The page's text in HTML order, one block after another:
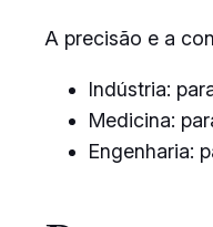
A precisão e a
Indústria:
Medicina:
Engenharia: